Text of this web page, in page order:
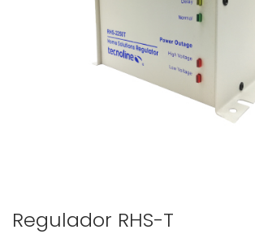
Regulador RHS-T